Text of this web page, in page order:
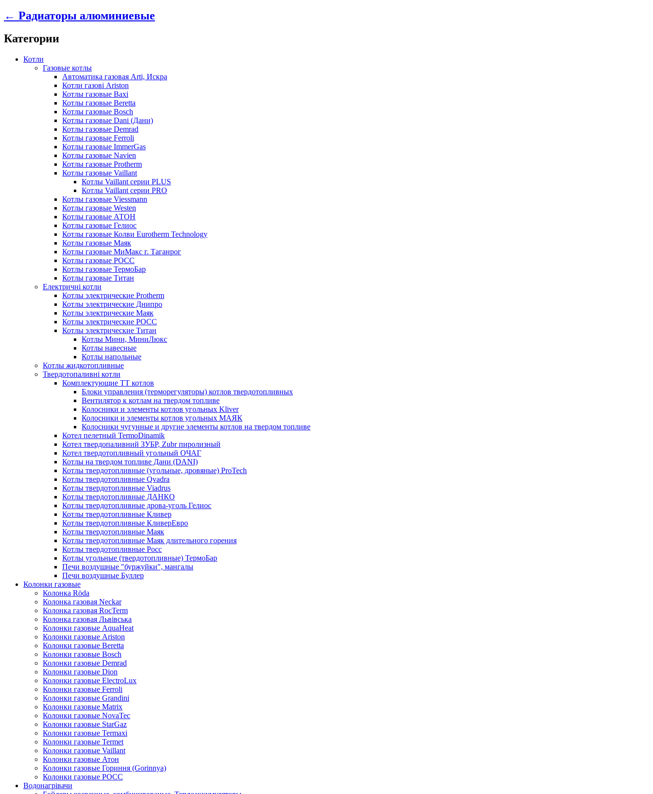
← Радиаторы алюминиевые
Категории
Котли
Газовые котлы
Автоматика газовая Arti, Искра
Котли газові Ariston
Котлы газовые Baxi
Котлы газовые Beretta
Котлы газовые Bosch
Котлы газовые Dani (Дани)
Котлы газовые Demrad
Котлы газовые Ferroli
Котлы газовые ImmerGas
Котлы газовые Navien
Котлы газовые Protherm
Котлы газовые Vaillant
Котлы Vaillant серии PLUS
Котлы Vaillant серии PRO
Котлы газовые Viessmann
Котлы газовые Westen
Котлы газовые АТОН
Котлы газовые Гелиос
Котлы газовые Колви Eurotherm Technology
Котлы газовые Маяк
Котлы газовые МиМакс г. Таганрог
Котлы газовые РОСС
Котлы газовые ТермоБар
Котлы газовые Титан
Електричні котли
Котлы электрические Protherm
Котлы электрические Днипро
Котлы электрические Маяк
Котлы электрические РОСС
Котлы электрические Титан
Котлы Мини, МиниЛюкс
Котлы навесные
Котлы напольные
Котлы жидкотопливные
Твердотопаливні котли
Комплектующие ТТ котлов
Блоки управления (терморегуляторы) котлов твердотопливных
Вентилятор к котлам на твердом топливе
Колосники и элементы котлов угольных Kliver
Колосники и элементы котлов угольных МАЯК
Колосники чугунные и другие элементы котлов на твердом топливе
Котел пелетный TermoDinamik
Котел твердопаливний ЗУБР, Zubr пиролизный
Котел твердотопливный угольный ОЧАГ
Котлы на твердом топливе Дани (DANI)
Котлы твердотопливные (угольные, дровяные) ProTech
Котлы твердотопливные Qvadra
Котлы твердотопливные Viadrus
Котлы твердотопливные ДАНКО
Котлы твердотопливные дрова-уголь Гелиос
Котлы твердотопливные Кливер
Котлы твердотопливные КливерЕвро
Котлы твердотопливные Маяк
Котлы твердотопливные Маяк длительного горения
Котлы твердотопливные Росс
Котлы угольные (твердотопливные) ТермоБар
Печи воздушные "буржуйки", мангалы
Печи воздушные Буллер
Колонки газовые
Колонка Rӧda
Колонка газовая Neckar
Колонка газовая RocTerm
Колонка газовая Львiвська
Колонки газовые AquaHeat
Колонки газовые Ariston
Колонки газовые Beretta
Колонки газовые Bosch
Колонки газовые Demrad
Колонки газовые Dion
Колонки газовые ElectroLux
Колонки газовые Ferroli
Колонки газовые Grandini
Колонки газовые Matrix
Колонки газовые NovaTec
Колонки газовые StarGaz
Колонки газовые Termaxi
Колонки газовые Termet
Колонки газовые Vaillant
Колонки газовые Атон
Колонки газовые Гориння (Gorinnya)
Колонки газовые РОСС
Водонагрівачи